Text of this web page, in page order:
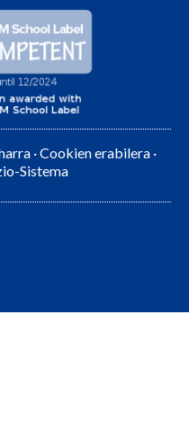
·Cookien erabilera ·
Sistema